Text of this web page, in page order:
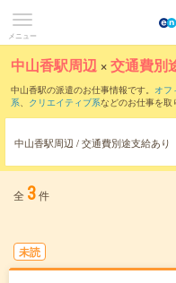
メニュー
中山香駅周辺 ×交通費別
中山香駅の派遣のお仕事情報です。 オフ
系、 クリエイティブ系などのお仕事を取
中山香駅周辺 / 交通費別途支給あり
全 3件
未読